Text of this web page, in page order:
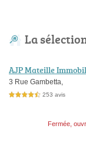
La
AJP Mateille
3 Rue Gambetta,
4,5 étoiles sur 5 253 avis
Fermée,